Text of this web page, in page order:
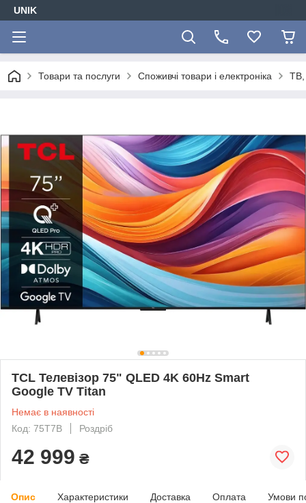
UNIK
Товари та послуги Споживчі товари і електроніка ТВ,
TCL Телевізор 75" QLED 4K 60Hz Smart
Google TV Titan
Немає в наявності
Код: 75T7B
Роздріб
42 999 ₴
Опис Характеристики Доставка Оплата Умови